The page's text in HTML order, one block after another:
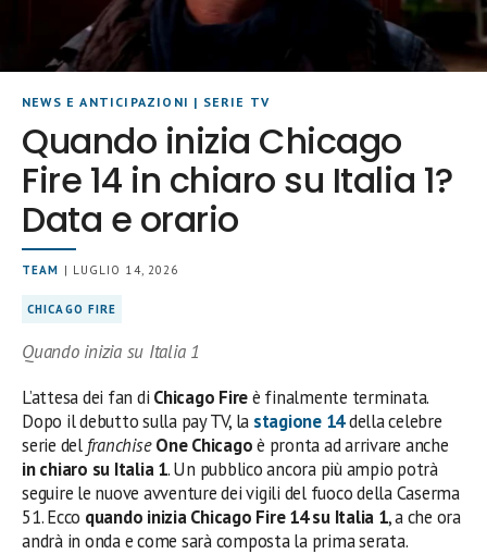
NEWS E ANTICIPAZIONI | SERIE TV
Quando inizia Chicago
Fire 14 in chiaro su Italia 1?
Data e orario
TEAM | LUGLIO 14, 2026
CHICAGO FIRE
Quando inizia su Italia 1
L’attesa dei fan di Chicago Fireè finalmente terminata.
Dopo il debutto sulla pay TV, la stagione 14della celebre
serie del franchise One Chicagoè pronta ad arrivare anche
in chiaro su Italia 1. Un pubblico ancora più ampio potrà
seguire le nuove avventure dei vigili del fuoco della Caserma
51. Ecco quando inizia Chicago Fire 14 su Italia 1, a che ora
andrà in onda e come sarà composta la prima serata.